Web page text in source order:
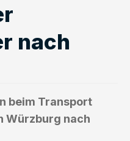
nach
beim Transport
Würzburg nach